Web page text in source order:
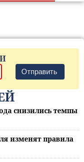
Отправить
снизились темпы
изменят правила